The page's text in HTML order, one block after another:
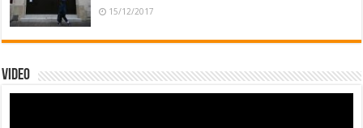
15/12/2017
Video